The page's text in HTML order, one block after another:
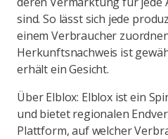
sind. So lässt sich jede
einem Verbraucher
Herkunftsnachweis ist
erhält ein Gesicht.
Über Elblox: Elblox ist ein
und bietet regionalen
Plattform, auf welcher